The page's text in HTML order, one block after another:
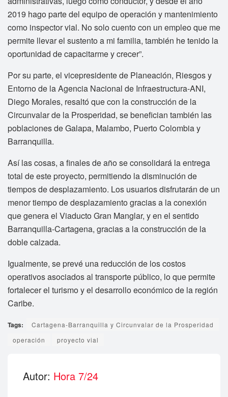
2019 hago parte del equipo de operación y mantenimiento
como inspector vial. No solo cuento con un empleo que me
permite llevar el sustento a mi familia, también he tenido la
oportunidad de capacitarme y crecer”.
Por su parte, el vicepresidente de Planeación, Riesgos y
Entorno de la Agencia Nacional de Infraestructura-ANI,
Diego Morales, resaltó que con la construcción de la
Circunvalar de la Prosperidad, se benefician también las
poblaciones de Galapa, Malambo, Puerto Colombia y
Barranquilla.
Así las cosas, a finales de año se consolidará la entrega
total de este proyecto, permitiendo la disminución de
tiempos de desplazamiento. Los usuarios disfrutarán de un
menor tiempo de desplazamiento gracias a la conexión
que genera el Viaducto Gran Manglar, y en el sentido
Barranquilla-Cartagena, gracias a la construcción de la
doble calzada.
Igualmente, se prevé una reducción de los costos
operativos asociados al transporte público, lo que permite
fortalecer el turismo y el desarrollo económico de la región
Caribe.
Tags:
Cartagena-Barranquilla y Circunvalar de la Prosperidad
operación
proyecto vial
Autor: Hora 7/24